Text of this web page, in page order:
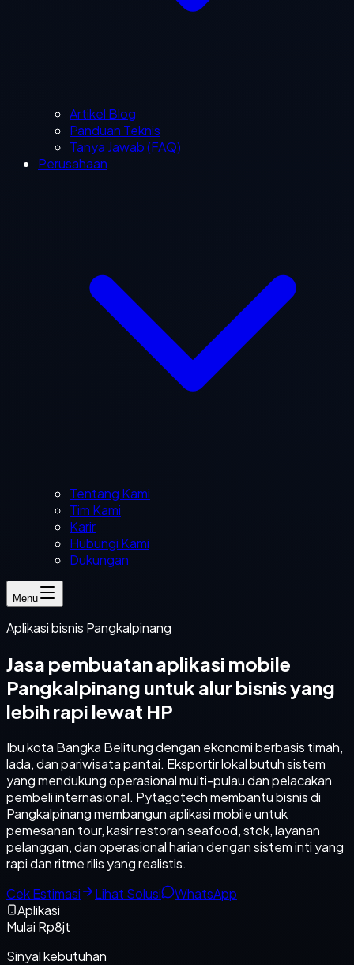
Artikel Blog
Panduan Teknis
Tanya Jawab (FAQ)
Perusahaan
Tentang Kami
Tim Kami
Karir
Hubungi Kami
Dukungan
Menu
Aplikasi bisnis Pangkalpinang
Jasa pembuatan aplikasi mobile
Pangkalpinang untuk alur bisnis yang
lebih rapi lewat HP
Ibu kota Bangka Belitung dengan ekonomi berbasis timah,
lada, dan pariwisata pantai. Eksportir lokal butuh sistem
yang mendukung operasional multi-pulau dan pelacakan
pembeli internasional. Pytagotech membantu bisnis di
Pangkalpinang membangun aplikasi mobile untuk
pemesanan tour, kasir restoran seafood, stok, layanan
pelanggan, dan operasional harian dengan sistem inti yang
rapi dan ritme rilis yang realistis.
Cek Estimasi
Lihat Solusi
WhatsApp
Aplikasi
Mulai Rp8jt
Sinyal kebutuhan